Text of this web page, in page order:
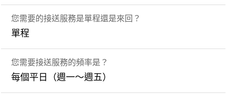
您需要的接送服務是單程還是來回？
單程
您需要接送服務的頻率是？
每個平日（週一～週五）